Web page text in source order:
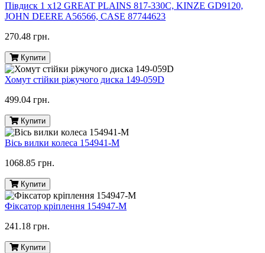
Півдиск 1 х12 GREAT PLAINS 817-330C, KINZE GD9120,
JOHN DEERE A56566, CASE 87744623
270.48 грн.
Купити
Хомут стійки ріжучого диска 149-059D
499.04 грн.
Купити
Вісь вилки колеса 154941-M
1068.85 грн.
Купити
Фіксатор кріплення 154947-M
241.18 грн.
Купити